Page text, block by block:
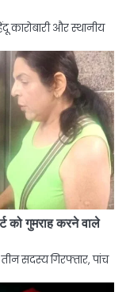
और स्थानीय
को गुमराह करने वाले
सदस्य गिरफ्तार, पांच